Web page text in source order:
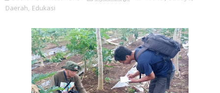
Daerah, Edukasi